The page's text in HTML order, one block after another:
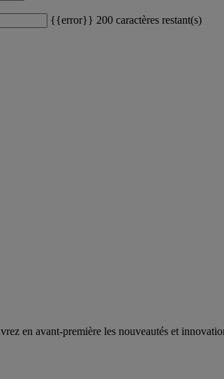
{{error}} 200 caractères restant(s)
en avant-première les nouveautés et